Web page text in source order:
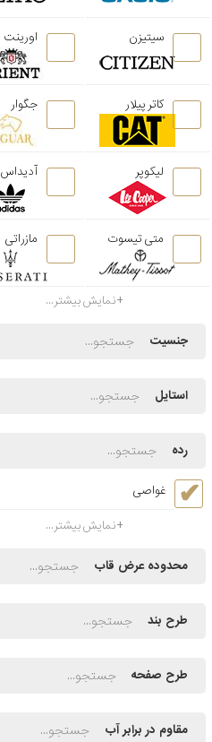
سیتیزن اورینت
کاتر پیلار جگوار
لیکوپر آدیداس
متی تیسوت مازراتی
نمایش بیشتر...
جنسیت
استایل
رده
غواصی
نمایش بیشتر...
محدوده عرض قاب
طرح بند
طرح صفحه
مقاوم در برابر آب